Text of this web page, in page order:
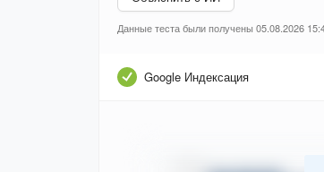
Данные теста были получены 05.08.2026
Google Индексация